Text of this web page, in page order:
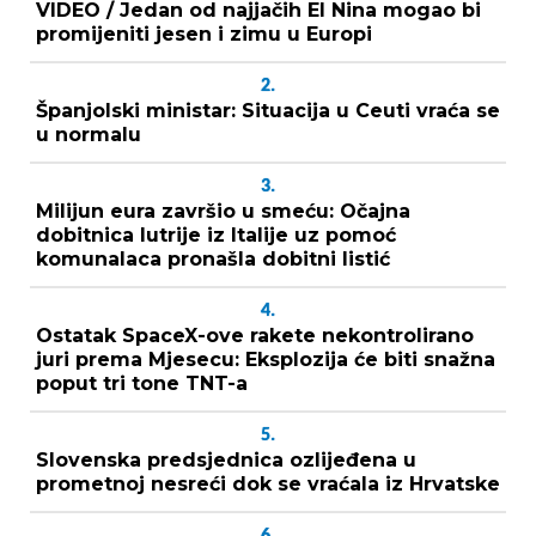
VIDEO / Jedan od najjačih El Nina mogao bi
promijeniti jesen i zimu u Europi
2.
Španjolski ministar: Situacija u Ceuti vraća se
u normalu
3.
Milijun eura završio u smeću: Očajna
dobitnica lutrije iz Italije uz pomoć
komunalaca pronašla dobitni listić
4.
Ostatak SpaceX-ove rakete nekontrolirano
juri prema Mjesecu: Eksplozija će biti snažna
poput tri tone TNT-a
5.
Slovenska predsjednica ozlijeđena u
prometnoj nesreći dok se vraćala iz Hrvatske